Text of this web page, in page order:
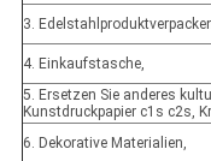
3.
4. Einkaufstasche,
5. Ersetzen Sie anderes
Kunstdruckpapier c1s c2s,
6. Dekorative Materialien,